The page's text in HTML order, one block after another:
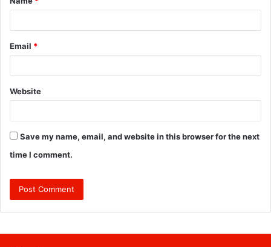
*
Email *
Website
Save my name, email, and website in this browser for the next
time I comment.